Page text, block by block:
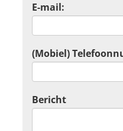
E-mail:
(Mobiel)
Bericht